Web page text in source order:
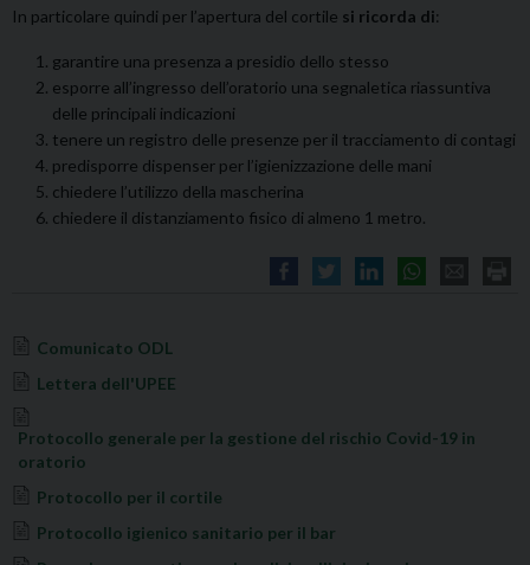
In particolare quindi per l’apertura del cortile si ricorda di:
garantire una presenza a presidio dello stesso
esporre all’ingresso dell’oratorio una segnaletica riassuntiva
delle principali indicazioni
tenere un registro delle presenze per il tracciamento di contagi
predisporre dispenser per l’igienizzazione delle mani
chiedere l’utilizzo della mascherina
chiedere il distanziamento fisico di almeno 1 metro.
Comunicato ODL
Lettera dell'UPEE
Protocollo generale per la gestione del rischio Covid-19 in
oratorio
Protocollo per il cortile
Protocollo igienico sanitario per il bar